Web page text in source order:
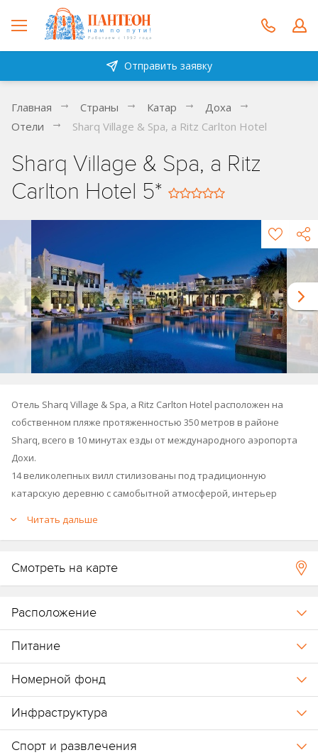
Отправить заявку
Главная Страны Катар
Доха
Отели
Sharq Village & Spa, a Ritz Carlton Hotel
Sharq Village & Spa, a Ritz
Carlton Hotel 5*
Отель Sharq Village & Spa, a Ritz Carlton Hotel расположен на
собственном пляже протяженностью 350 метров в районе
Sharq, всего в 10 минутах езды от международного аэропорта
Дохи.
14 великолепных вилл стилизованы под традиционную
катарскую деревню с самобытной атмосферой, интерьер
орнаментами, кровати с балдахинами и массивная резная
Читать дальше
Смотреть на карте
Расположение
Питание
Номерной фонд
Инфраструктура
Спорт и развлечения